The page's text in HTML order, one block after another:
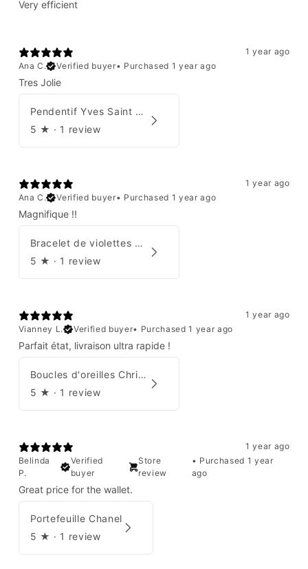
Very efficient
1 year ago
Ana C.
Verified buyer• Purchased 1 year ago
Tres Jolie
Pendentif Yves Saint Laurent
5 ★ · 1 review
1 year ago
Ana C.
Verified buyer• Purchased 1 year ago
Magnifique !!
Bracelet de violettes Augustine
5 ★ · 1 review
1 year ago
Vianney L.
Verified buyer• Purchased 1 year ago
Parfait état, livraison ultra rapide !
Boucles d'oreilles Christian Dior
5 ★ · 1 review
1 year ago
Belinda
P.
Verified
buyer
Store
review
• Purchased 1 year
ago
Great price for the wallet.
Portefeuille Chanel
5 ★ · 1 review